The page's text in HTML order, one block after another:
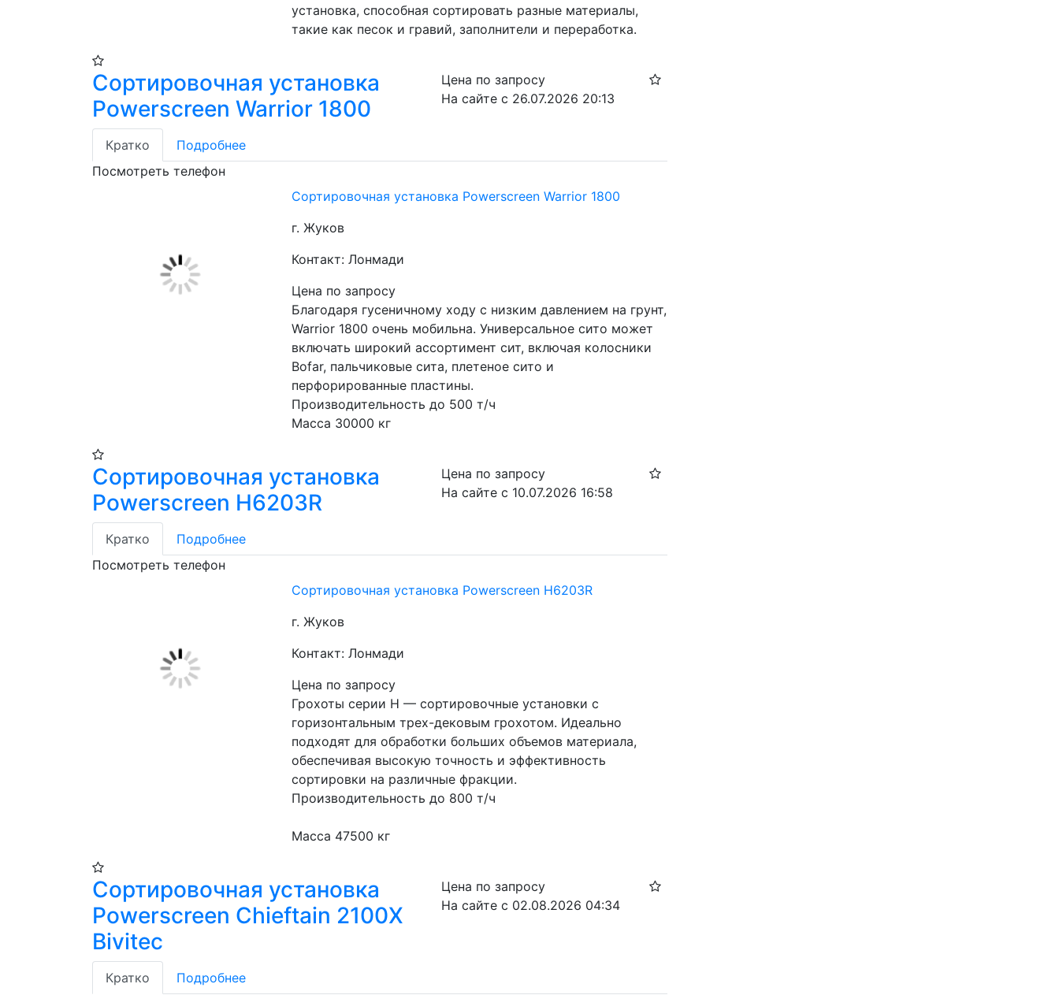
установка, способная сортировать разные материалы,
такие как песок и гравий, заполнители и переработка.
Сортировочная установка
Powerscreen Warrior 1800
Цена по запросу
На сайте с 26.07.2026 20:13
Кратко
Подробнее
Посмотреть телефон
Сортировочная установка Powerscreen Warrior 1800
г. Жуков
Контакт: Лонмади
Цена по запросу
Благодаря гусеничному ходу с низким давлением на грунт,
Warrior 1800 очень мобильна. Универсальное сито может
включать широкий ассортимент сит, включая колосники
Bofar, пальчиковые сита, плетеное сито и
перфорированные пластины.
Производительность до 500 т/ч
Масса 30000 кг
Сортировочная установка
Powerscreen H6203R
Цена по запросу
На сайте с 10.07.2026 16:58
Кратко
Подробнее
Посмотреть телефон
Сортировочная установка Powerscreen H6203R
г. Жуков
Контакт: Лонмади
Цена по запросу
Грохоты серии Н — сортировочные установки с
горизонтальным трех-дековым грохотом. Идеально
подходят для обработки больших объемов материала,
обеспечивая высокую точность и эффективность
сортировки на различные фракции.
Производительность до 800 т/ч
Масса 47500 кг
Сортировочная установка
Powerscreen Chieftain 2100X
Bivitec
Цена по запросу
На сайте с 02.08.2026 04:34
Кратко
Подробнее